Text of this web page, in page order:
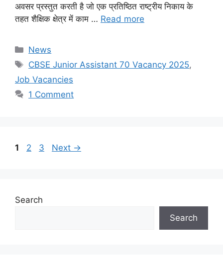
अवसर प्रस्तुत करती है जो एक प्रतिष्ठित राष्ट्रीय निकाय के
तहत शैक्षिक क्षेत्र में काम … Read more
Categories
News
Tags
CBSE Junior Assistant 70 Vacancy 2025,
Job Vacancies
1 Comment
Page
1 Page
2 Page
3 Next →
Search
Search